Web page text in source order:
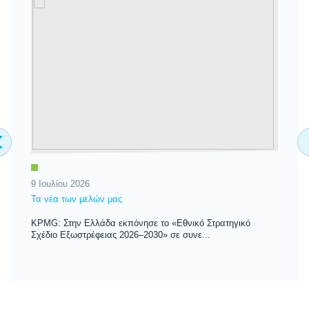
9 Ιουλίου 2026
Τα νέα των μελών μας
KPMG: Στην Ελλάδα εκπόνησε το «Εθνικό Στρατηγικό
Σχέδιο Εξωστρέφειας 2026–2030» σε συνε...